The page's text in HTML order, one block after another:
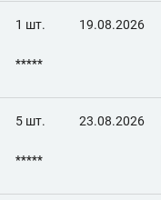
1 шт. 19.08.2026
*****
5 шт. 23.08.2026
*****